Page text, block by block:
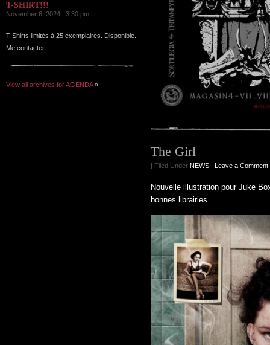
T-SHIRT!!!
November 6, 2024 | 3:30 pm
T-Shirts limités à 25 exemplaires. Disponible.
Me contacter.
View all archives for AGENDA»
The Girl
| Filed Under NEWS | Leave a Comment
Nouvelle illustration pour Juke
bonnes librairies.